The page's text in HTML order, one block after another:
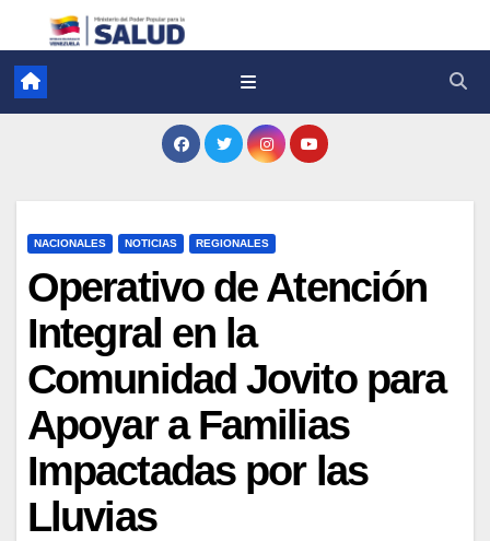
NACIONALES NOTICIAS REGIONALES
Operativo de Atención
Integral en la
Comunidad Jovito para
Apoyar a Familias
Impactadas por las
Lluvias